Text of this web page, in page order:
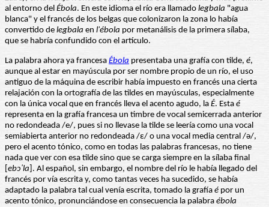
al entorno del Ébola. En este idioma el río era llamado legbala "agua
blanca" y el francés de los belgas que colonizaron la zona lo había
convertido de legbala en l'ébola por metanálisis de la primera sílaba,
que se habría confundido con el artículo.
La palabra ahora ya francesa Ébola presentaba una grafía con tilde, é,
aunque al estar en mayúscula por ser nombre propio de un río, el uso
antiguo de la máquina de escribir había impuesto en francés una cierta
relajación con la ortografía de las tildes en mayúsculas, especialmente
con la única vocal que en francés lleva el acento agudo, la É. Esta é
representa en la grafía francesa un timbre de vocal semicerrada anterior
no redondeada /e/, pues si no llevase la tilde se leería como una vocal
semiabierta anterior no redondeada /ε/ o una vocal media central /ə/,
pero el acento tónico, como en todas las palabras francesas, no tiene
nada que ver con esa tilde sino que se carga siempre en la sílaba final
ebɔˈla ]. Al español, sin embargo, el nombre del río le había llegado del
francés por vía escrita y, como tantas veces ha sucedido, se había
adaptado la palabra tal cual venía escrita, tomado la grafía é por un
acento tónico, pronunciándose en consecuencia la palabra ébola